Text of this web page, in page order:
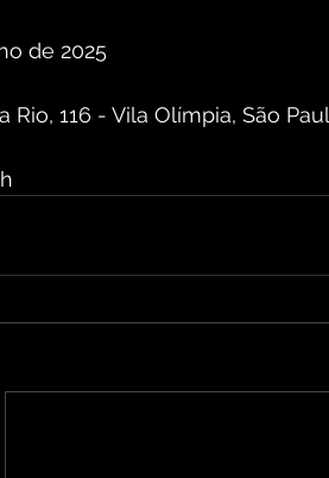
de 2025
Rio, 116 - Vila Olímpia, São